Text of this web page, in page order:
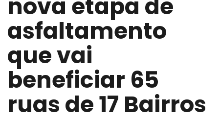
nova etapa de
asfaltamento
que vai
beneficiar 65
ruas de 17 Bairros